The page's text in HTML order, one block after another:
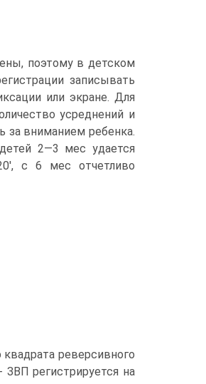
поэтому в детском
записывать
или экране. Для
усреднений и
за вниманием ребенка.
2—3 мес удается
с 6 мес отчетливо
реверсивного
ЗВП регистрируется на